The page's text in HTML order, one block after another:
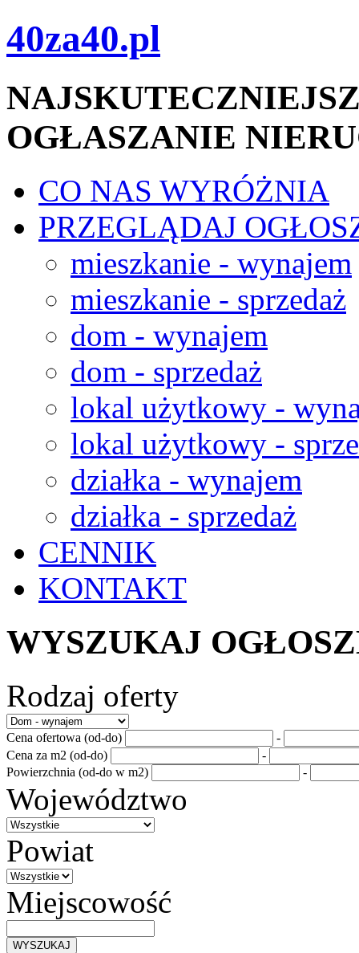
40za40.pl
OGŁASZANIE
CO NAS WYRÓŻNIA
PRZEGLĄDAJ
mieszkanie - wynajem
mieszkanie - sprzedaż
dom - wynajem
dom - sprzedaż
lokal użytkowy -
lokal użytkowy -
działka - wynajem
działka - sprzedaż
CENNIK
KONTAKT
WYSZUKAJ
Rodzaj oferty
Cena ofertowa (od-do)
-
Cena za m2 (od-do)
-
Powierzchnia (od-do w m2)
-
Województwo
Powiat
Miejscowość